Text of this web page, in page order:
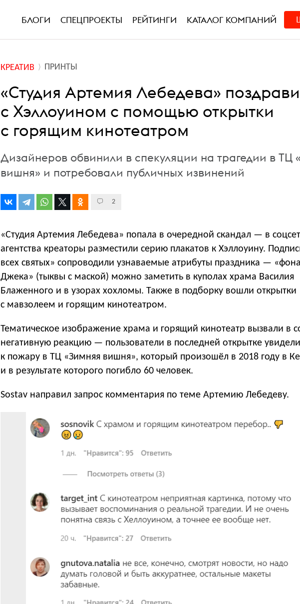
БЛОГИ СПЕЦПРОЕКТЫ РЕЙТИНГИ КАТАЛОГ КОМПАНИЙ
КРЕАТИВ ПРИНТЫ
«Студия Артемия Лебедева»
с Хэллоуином с помощью открытки
с горящим кинотеатром
Дизайнеров обвинили в спекуляции на трагедии в ТЦ
вишня» и потребовали публичных извинений
2
«Студия Артемия Лебедева» попала в очередной скандал — в
агентства креаторы разместили серию плакатов к Хэллоуину.
всех святых» сопроводили узнаваемые атрибуты праздника —
Джека» (тыквы с маской) можно заметить в куполах храма Василия
Блаженного и в узорах хохломы. Также в подборку вошли открытки
с мавзолеем и горящим кинотеатром.
Тематическое изображение храма и горящий кинотеатр вызвали в
негативную реакцию — пользователи в последней открытке
к пожару в ТЦ «Зимняя вишня», который произошёл в 2018 году в
и в результате которого погибло 60 человек.
Sostav направил запрос комментария по теме Артемию Лебедеву.